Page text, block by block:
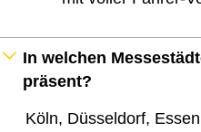
In welchen
präsent?
Köln, Düsseldorf,